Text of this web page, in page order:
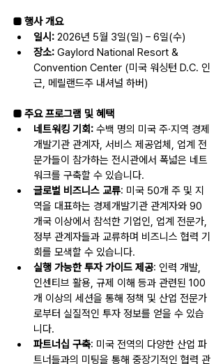
■ 행사 개요
일시: 2026년 5월 3일(일) – 6일(수)
장소: Gaylord National Resort &
Convention Center (미국 워싱턴 D.C. 인
근, 메릴랜드주 내셔널 하버)
■ 주요 프로그램 및 혜택
네트워킹 기회: 수백 명의 미국 주·지역 경제
개발기관 관계자, 서비스 제공업체, 업계 전
문가들이 참가하는 전시관에서 폭넓은 네트
워크를 구축할 수 있습니다.
글로벌 비즈니스 교류: 미국 50개 주 및 지
역을 대표하는 경제개발기관 관계자와 90
개국 이상에서 참석한 기업인, 업계 전문가,
정부 관계자들과 교류하며 비즈니스 협력 기
회를 모색할 수 있습니다.
실행 가능한 투자 가이드 제공: 인력 개발,
인센티브 활용, 규제 이해 등과 관련된 100
개 이상의 세션을 통해 정책 및 산업 전문가
로부터 실질적인 투자 정보를 얻을 수 있습
니다.
파트너십 구축: 미국 전역의 다양한 산업 파
트너들과의 미팅을 통해 중장기적인 협력 관